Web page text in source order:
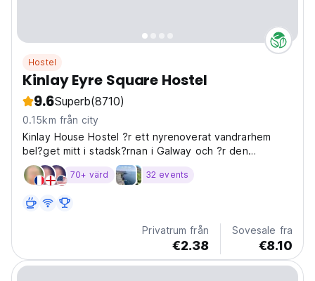
Hostel
Kinlay Eyre Square Hostel
9.6Superb(8710)
0.15km från city
Kinlay House Hostel ?r ett nyrenoverat vandrarhem
bel?get mitt i stadsk?rnan i Galway och ?r den
perfekta utg?ngspunkten f?r att bes?ka v?stra Irlands
mest sev?rda attraktioner s?som Connemara
Aran Islands....
70+ värd 32 events
Privatrum från
€2.38
Sovesale fra
€8.10